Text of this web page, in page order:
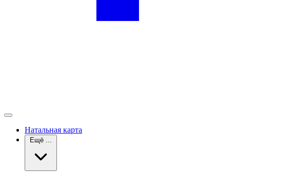
Натальная карта
Ещё ...